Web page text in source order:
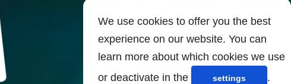
We use cookies to offer you the best
experience on our website. You can
learn more about which cookies we use
or deactivate in the
settings .